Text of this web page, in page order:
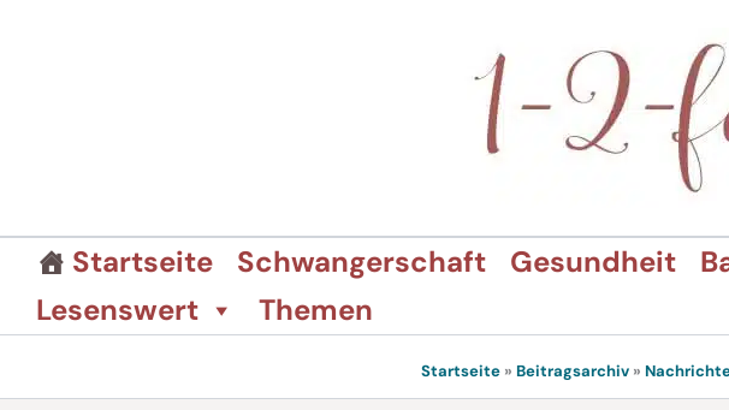
Startseite Schwangerschaft Gesundheit
Lesenswert
Themen
Startseite» Beitragsarchiv»